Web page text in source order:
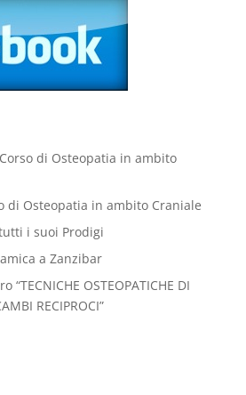
Corso di Osteopatia in ambito
di Osteopatia in ambito Craniale
tutti i suoi Prodigi
a Zanzibar
“TECNICHE OSTEOPATICHE DI
RECIPROCI”